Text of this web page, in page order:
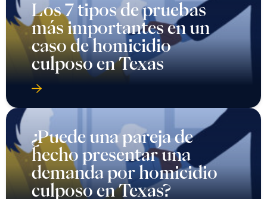
Los 7 tipos de pruebas
más importantes en un
caso de homicidio
culposo en Texas
¿Puede una pareja de
hecho presentar una
demanda por homicidio
culposo en Texas?